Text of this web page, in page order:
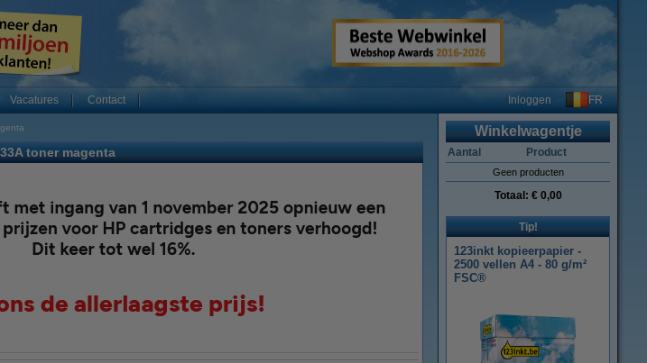
Vacatures Contact Inloggen FR
toner magenta
Winkelwagentje
Aantal Product
Geen producten
Totaal: € 0,00
Tip!
123inkt kopieerpapier -
2500 vellen A4 - 80 g/m²
FSC®